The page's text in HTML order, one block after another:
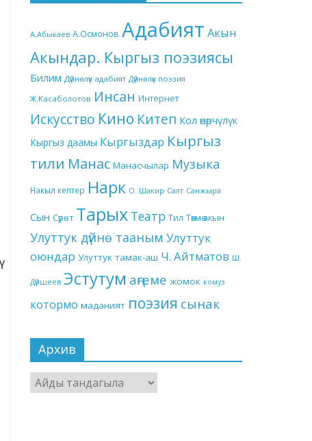
А.Абыкаев А.Осмонов Адабият Акын
Акындар. Кыргыз поэзиясы
Билим Дүйнөлүк адабият Дүйнөлүк поэзия
Ж.Касаболотов Инсан Интернет
Искусство Кино Китеп Кол өнөрчүлүк
Кыргыз даамы Кыргыздар Кыргыз
тили Манас Манасчылар Музыка
Накыл кептер Нарк О. Шакир Салт Санжыра
Сын Сүрөт Тарых Театр Тил Төкмө акын
Улуттук дүйнө тааным Улуттук
оюндар Улуттук тамак-аш Ч. Айтматов Ш.
Дүйшеев Эстутум аңгеме жомок комуз
котормо маданият поэзия сынак
Архив
Архив